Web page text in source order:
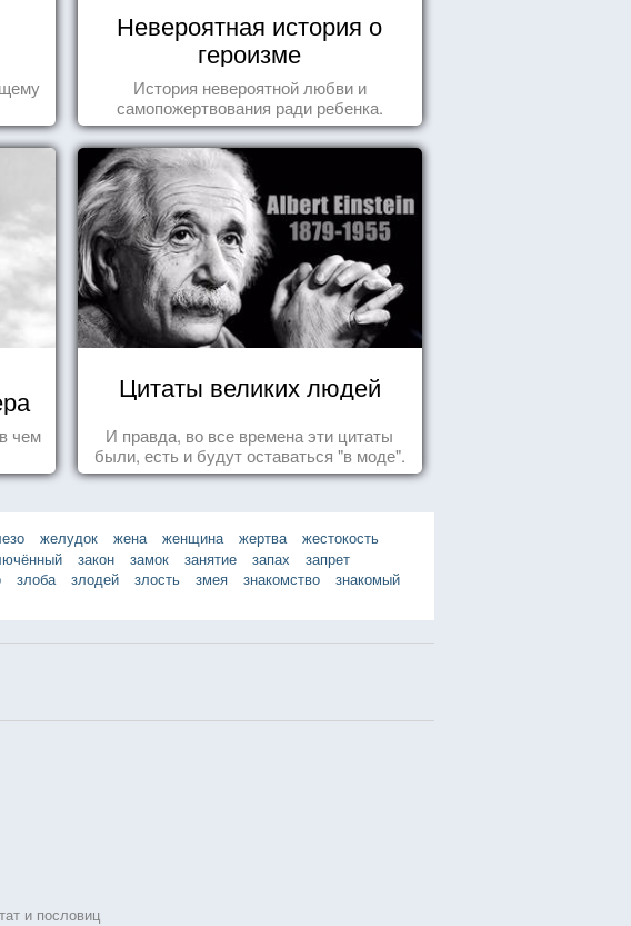
Невероятная история о
героизме
История невероятной любви и
самопожертвования ради ребенка.
чем
Цитаты великих людей
И правда, во все времена эти цитаты
были, есть и будут оставаться "в моде".
желудок жена женщина жертва
жестокость
закон замок занятие запах
запрет
злоба злодей злость змея знакомство
знакомый
и пословиц